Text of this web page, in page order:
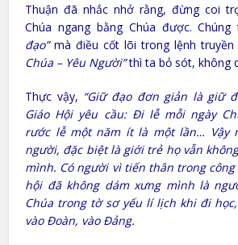
Thuận đã nhắc nhở rằng, đừng coi
Chúa ngang bằng Chúa được.
đạo”mà điều cốt lõi trong lệnh truyền
Chúa – Yêu Người”thì ta bỏ sót, không
Thực vậy, “Giữ đạo đơn giản là giữ
Giáo Hội yêu cầu: Đi lễ mỗi ngày
rước lễ một năm ít là một lần… Vậy
người, đặc biệt là giới trẻ họ vẫn
mình. Có người vì tiến thân trong công
hội đã không dám xưng mình là
Chúa trong tờ sơ yếu lí lịch khi đi
vào Đoàn, vào Đảng.